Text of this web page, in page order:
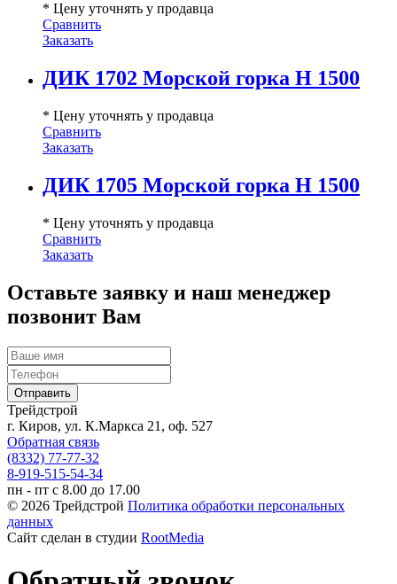
* Цену уточнять у продавца
Сравнить
Заказать
ДИК 1702 Морской горка Н 1500
* Цену уточнять у продавца
Сравнить
Заказать
ДИК 1705 Морской горка Н 1500
* Цену уточнять у продавца
Сравнить
Заказать
Оставьте заявку и наш менеджер
позвонит Вам
Трейдстрой
г. Киров, ул. К.Маркса 21, оф. 527
Обратная связь
(8332) 77-77-32
8-919-515-54-34
пн - пт с 8.00 до 17.00
© 2026 Трейдстрой Политика обработки персональных
данных
Сайт сделан в студии RootMedia